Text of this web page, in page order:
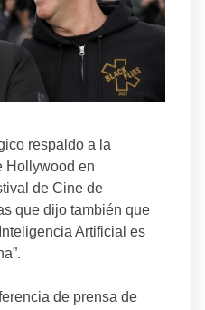
respaldo a la
Hollywood en
de Cine de
que dijo también que
Artificial es
de prensa de